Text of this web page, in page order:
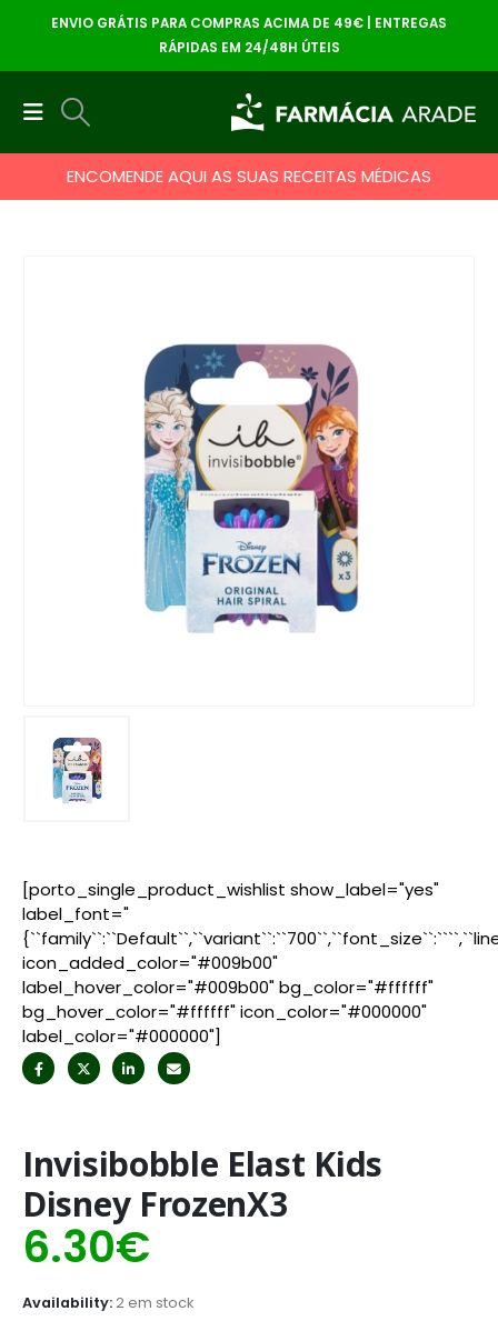
ENVIO GRÁTIS PARA COMPRAS ACIMA DE 49€ | ENTREGAS
RÁPIDAS EM 24/48H ÚTEIS
ENCOMENDE AQUI AS SUAS RECEITAS MÉDICAS
[porto_single_product_wishlist show_label="yes"
label_font="
icon_added_color="#009b00"
label_hover_color="#009b00" bg_color="#ffffff"
bg_hover_color="#ffffff" icon_color="#000000"
label_color="#000000"]
Invisibobble Elast Kids
Disney FrozenX3
6.30€
Availability:2 em stock